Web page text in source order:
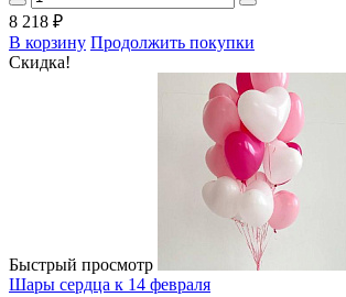
8 218 ₽
В корзину Продолжить покупки
Скидка!
Быстрый просмотр
Шары сердца к 14 февраля